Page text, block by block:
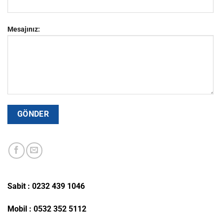
Mesajınız:
Sabit : 0232 439 1046
Mobil : 0532 352 5112